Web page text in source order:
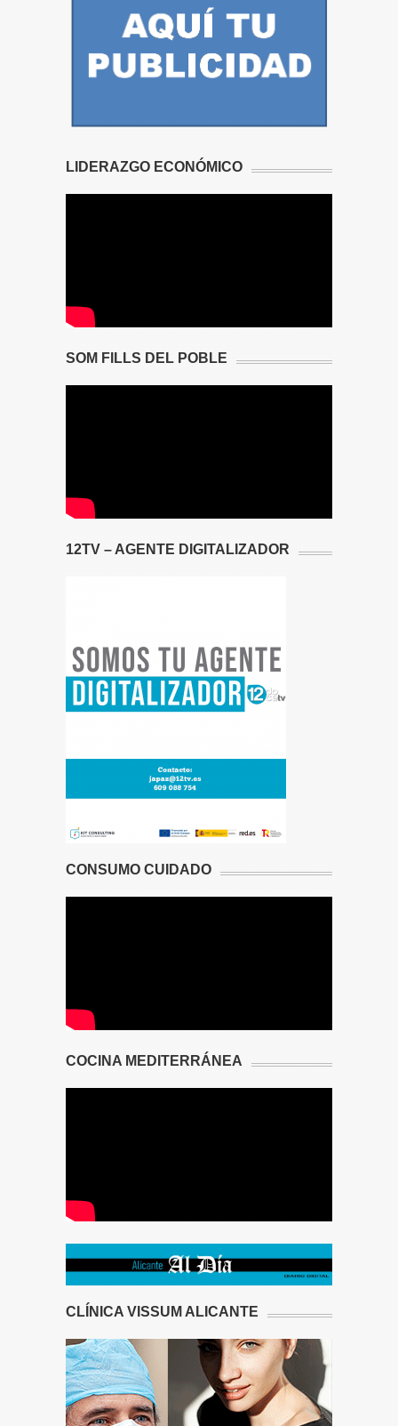
LIDERAZGO ECONÓMICO
SOM FILLS DEL POBLE
12TV – AGENTE DIGITALIZADOR
CONSUMO CUIDADO
COCINA MEDITERRÁNEA
CLÍNICA VISSUM ALICANTE